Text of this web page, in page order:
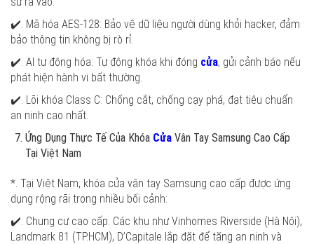
✔️. Mã hóa AES-128: Bảo vệ dữ liệu người dùng khỏi hacker, đảm
bảo thông tin không bị rò rỉ.
✔️. AI tự động hóa: Tự động khóa khi đóng cửa, gửi cảnh báo nếu
phát hiện hành vi bất thường.
✔️. Lõi khóa Class C: Chống cắt, chống cạy phá, đạt tiêu chuẩn
an ninh cao nhất.
Ứng Dụng Thực Tế Của Khóa CửaVân Tay Samsung Cao Cấp
Tại Việt Nam
*. Tại Việt Nam, khóa cửa vân tay Samsung cao cấp được ứng
dụng rộng rãi trong nhiều bối cảnh:
✔️. Chung cư cao cấp: Các khu như Vinhomes Riverside (Hà Nội),
Landmark 81 (TP.HCM), D’Capitale lắp đặt để tăng an ninh và